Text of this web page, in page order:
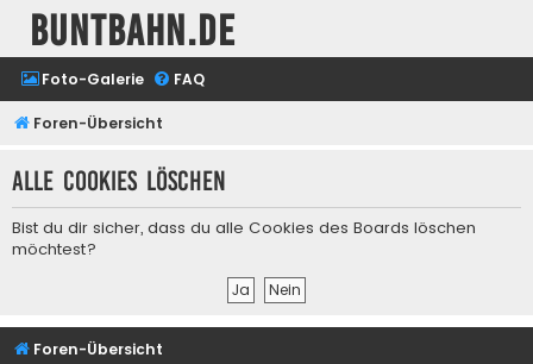
buntbahn.de
Foto-Galerie FAQ
Foren-Übersicht
Alle Cookies löschen
Bist du dir sicher, dass du alle Cookies des Boards löschen
möchtest?
Foren-Übersicht